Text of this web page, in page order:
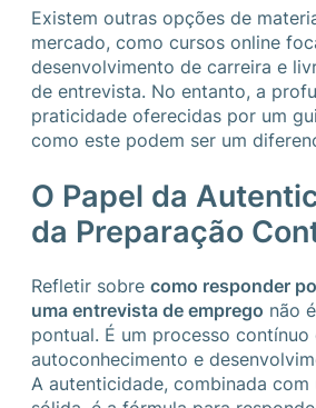
Existem outras opções de
mercado, como cursos online
desenvolvimento de carreira e
de entrevista. No entanto, a
praticidade oferecidas por um
como este podem ser um
O Papel da
da Preparação
Refletir sobre como responder
uma entrevista de emprego não
pontual. É um processo contínuo
autoconhecimento e
A autenticidade, combinada com